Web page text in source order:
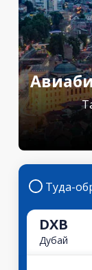
Туда-
DXB
Дубай